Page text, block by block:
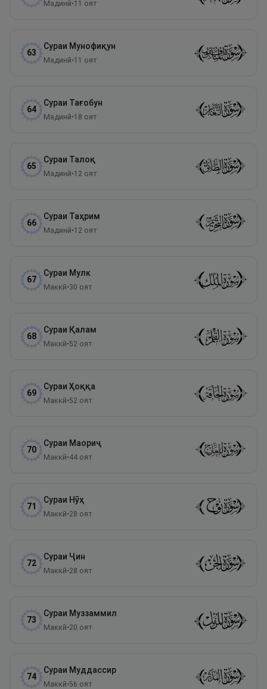
Мадинӣ•11 оят
63
Сураи Мунофиқун
Мадинӣ•11 оят
64
Сураи Тағобун
Мадинӣ•18 оят
65
Сураи Талоқ
Мадинӣ•12 оят
66
Сураи Таҳрим
Мадинӣ•12 оят
67
Сураи Мулк
Маккӣ•30 оят
68
Сураи Қалам
Маккӣ•52 оят
69
Сураи Ҳоққа
Маккӣ•52 оят
70
Сураи Маориҷ
Маккӣ•44 оят
71
Сураи Нӯҳ
Маккӣ•28 оят
72
Сураи Ҷин
Маккӣ•28 оят
73
Сураи Муззаммил
Маккӣ•20 оят
74
Сураи Муддассир
Маккӣ•56 оят